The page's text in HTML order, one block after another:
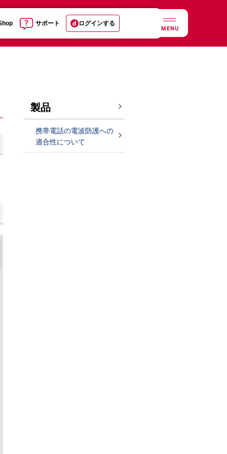
サポート ログインする
MENU
製品
携帯電話の電波防護への
適合性について